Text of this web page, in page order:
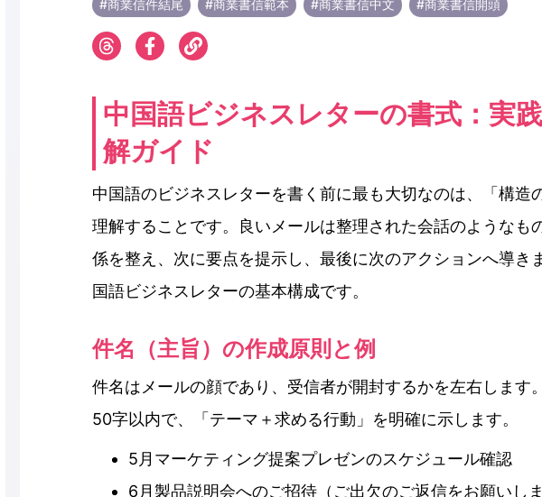
#商業信件結尾 #商業書信範本 #商業書信中文 #商業書信開頭
中国語ビジネスレターの書式：実
解ガイド
中国語のビジネスレターを書く前に最も大切なのは、「構造
理解することです。良いメールは整理された会話のようなも
係を整え、次に要点を提示し、最後に次のアクションへ導き
国語ビジネスレターの基本構成です。
件名（主旨）の作成原則と例
件名はメールの顔であり、受信者が開封するかを左右します
50字以内で、「テーマ＋求める行動」を明確に示します。
5月マーケティング提案プレゼンのスケジュール確認
6月製品説明会へのご招待（ご出欠のご返信をお願いしま